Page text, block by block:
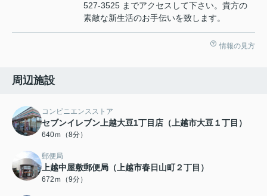
527-3525 までアクセスして下さい。貴方の
素敵な新生活のお手伝いを致します。
情報の見方
周辺施設
コンビニエンスストア
セブンイレブン上越大豆1丁目店（上越市大豆１丁目）
640ｍ（8分）
郵便局
上越中屋敷郵便局（上越市春日山町２丁目）
672ｍ（9分）